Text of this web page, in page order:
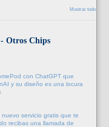
Mostrar todo
Otros Chips
con ChatGPT que
y su diseño es una locura
nuevo servicio gratis que te
recibas una llamada de